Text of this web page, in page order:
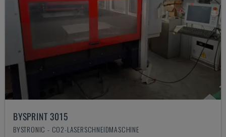
BYSPRINT 3015
BYSTRONIC - CO2-LASERSCHNEIDMASCHINE